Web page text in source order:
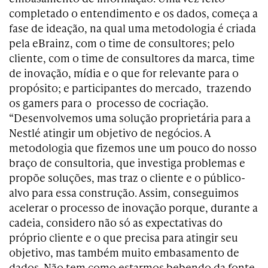
completado o entendimento e os dados, começa a
fase de ideação, na qual uma metodologia é criada
pela eBrainz, com o time de consultores; pelo
cliente, com o time de consultores da marca, time
de inovação, mídia e o que for relevante para o
propósito; e participantes do mercado, trazendo
os gamers para o processo de cocriação.
“Desenvolvemos uma solução proprietária para a
Nestlé atingir um objetivo de negócios. A
metodologia que fizemos une um pouco do nosso
braço de consultoria, que investiga problemas e
propõe soluções, mas traz o cliente e o público-
alvo para essa construção. Assim, conseguimos
acelerar o processo de inovação porque, durante a
cadeia, considero não só as expectativas do
próprio cliente e o que precisa para atingir seu
objetivo, mas também muito embasamento de